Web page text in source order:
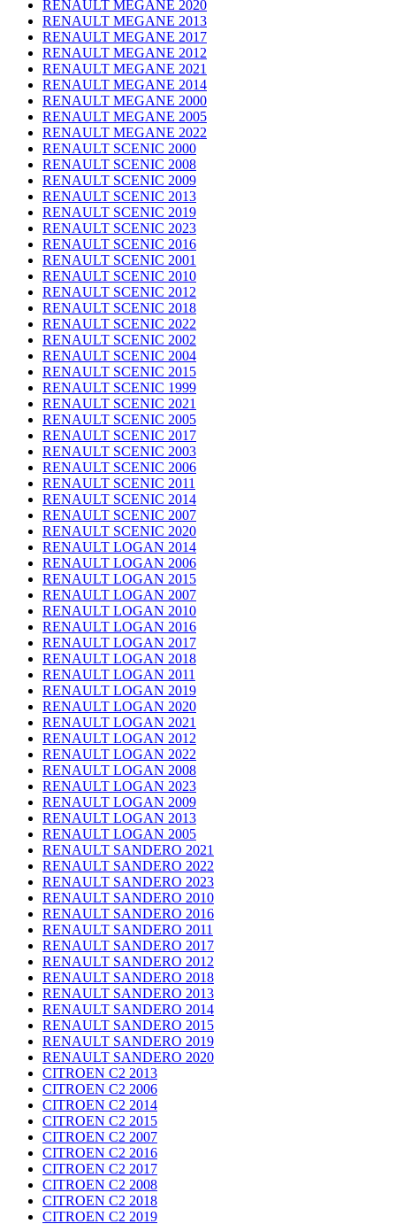
RENAULT MEGANE 2020
RENAULT MEGANE 2013
RENAULT MEGANE 2017
RENAULT MEGANE 2012
RENAULT MEGANE 2021
RENAULT MEGANE 2014
RENAULT MEGANE 2000
RENAULT MEGANE 2005
RENAULT MEGANE 2022
RENAULT SCENIC 2000
RENAULT SCENIC 2008
RENAULT SCENIC 2009
RENAULT SCENIC 2013
RENAULT SCENIC 2019
RENAULT SCENIC 2023
RENAULT SCENIC 2016
RENAULT SCENIC 2001
RENAULT SCENIC 2010
RENAULT SCENIC 2012
RENAULT SCENIC 2018
RENAULT SCENIC 2022
RENAULT SCENIC 2002
RENAULT SCENIC 2004
RENAULT SCENIC 2015
RENAULT SCENIC 1999
RENAULT SCENIC 2021
RENAULT SCENIC 2005
RENAULT SCENIC 2017
RENAULT SCENIC 2003
RENAULT SCENIC 2006
RENAULT SCENIC 2011
RENAULT SCENIC 2014
RENAULT SCENIC 2007
RENAULT SCENIC 2020
RENAULT LOGAN 2014
RENAULT LOGAN 2006
RENAULT LOGAN 2015
RENAULT LOGAN 2007
RENAULT LOGAN 2010
RENAULT LOGAN 2016
RENAULT LOGAN 2017
RENAULT LOGAN 2018
RENAULT LOGAN 2011
RENAULT LOGAN 2019
RENAULT LOGAN 2020
RENAULT LOGAN 2021
RENAULT LOGAN 2012
RENAULT LOGAN 2022
RENAULT LOGAN 2008
RENAULT LOGAN 2023
RENAULT LOGAN 2009
RENAULT LOGAN 2013
RENAULT LOGAN 2005
RENAULT SANDERO 2021
RENAULT SANDERO 2022
RENAULT SANDERO 2023
RENAULT SANDERO 2010
RENAULT SANDERO 2016
RENAULT SANDERO 2011
RENAULT SANDERO 2017
RENAULT SANDERO 2012
RENAULT SANDERO 2018
RENAULT SANDERO 2013
RENAULT SANDERO 2014
RENAULT SANDERO 2015
RENAULT SANDERO 2019
RENAULT SANDERO 2020
CITROEN C2 2013
CITROEN C2 2006
CITROEN C2 2014
CITROEN C2 2015
CITROEN C2 2007
CITROEN C2 2016
CITROEN C2 2017
CITROEN C2 2008
CITROEN C2 2018
CITROEN C2 2019